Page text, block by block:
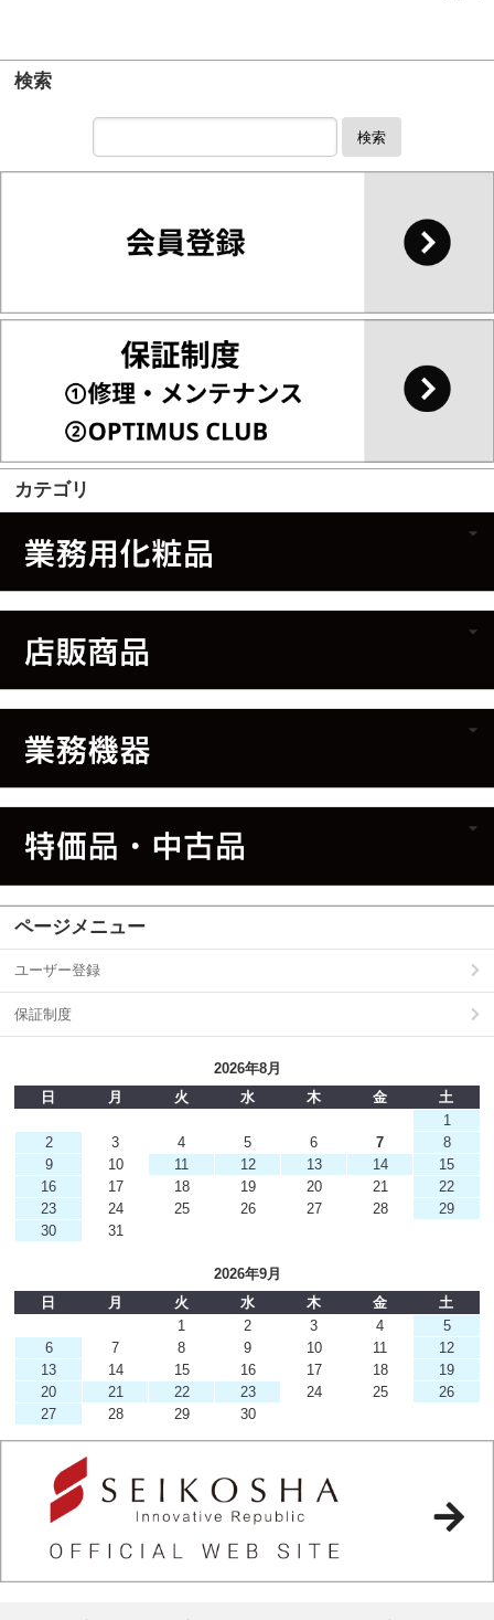
検索
検索
カテゴリ
ページメニュー
ユーザー登録
保証制度
2026年8月
日
月 火 水 木 金
土
1
2
3 4 5 6 7
8
9
10 11 12 13 14
15
16
17 18 19 20 21
22
23
24 25 26 27 28
29
30
31
2026年9月
日
月 火 水 木 金
土
1
2 3 4
5
6
7 8 9 10 11
12
13
14 15 16 17 18
19
20
21 22 23 24 25
26
27
28 29 30